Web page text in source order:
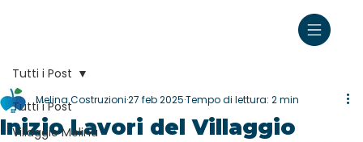
Tutti i Post
Villaggio Melina
Tutti i Post
Inizio Lavori del Villaggio
Melina Costruzioni27 feb 2025Tempo di lettura: 2 min